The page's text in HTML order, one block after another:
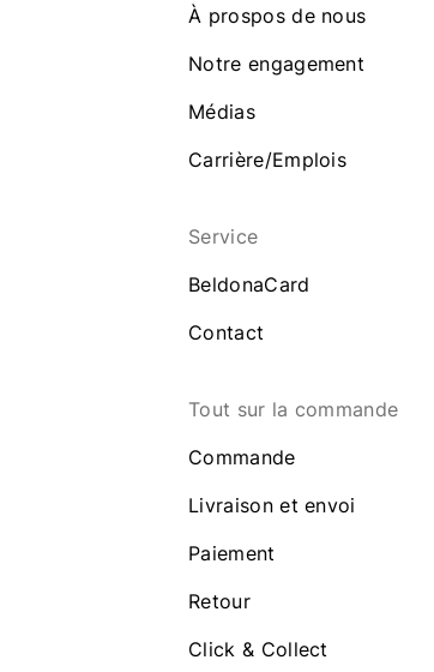
À prospos de nous
Notre engagement
Médias
Carrière/Emplois
Service
BeldonaCard
Contact
Tout sur la commande
Commande
Livraison et envoi
Paiement
Retour
Click & Collect